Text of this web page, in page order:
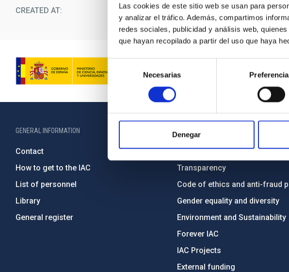
Las cookies de este sitio web se usan para
y analizar el tráfico. Además, compartimos
redes sociales, publicidad y análisis web,
que hayan recopilado a partir del uso que haya
de
consentimiento
Necesarias
Denegar
CREATED AT 12/11/2024
GENERAL INFORMATION
Contact
How to get to the IAC
List of personnel
Library
General register
Legislation
Transparency
Code of ethics and anti-fraud
Gender equality and diversity
Environment and Sustainability
Forever IAC
IAC Projects
External funding